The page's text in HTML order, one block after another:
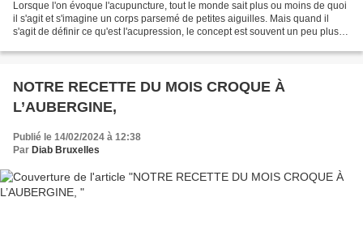
Lorsque l'on évoque l'acupuncture, tout le monde sait plus ou moins de quoi
il s'agit et s'imagine un corps parsemé de petites aiguilles. Mais quand il
s'agit de définir ce qu'est l'acupression, le concept est souvent un peu plus
NOTRE RECETTE DU MOIS CROQUE À
L’AUBERGINE,
Publié le 14/02/2024 à 12:38
Par Diab Bruxelles